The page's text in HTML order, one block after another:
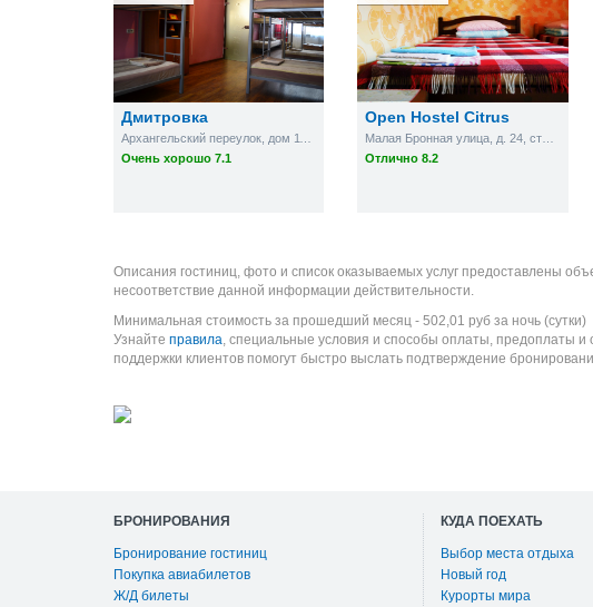
Дмитровка
Очень хорошо 7.1
Open Hostel Citrus
Отлично 8.2
Описания гостиниц, фото и список оказываемых услуг предоставлены
несоответствие данной информации действительности.
Минимальная стоимость за прошедший месяц - 502,01 руб за ночь (сутки)
Узнайте правила, специальные условия и способы оплаты, предоплаты и
поддержки клиентов помогут быстро выслать подтверждение
БРОНИРОВАНИЯ
Бронирование гостиниц
Покупка авиабилетов
Ж/Д билеты
КУДА ПОЕХАТЬ
Выбор места отдыха
Новый год
Курорты мира